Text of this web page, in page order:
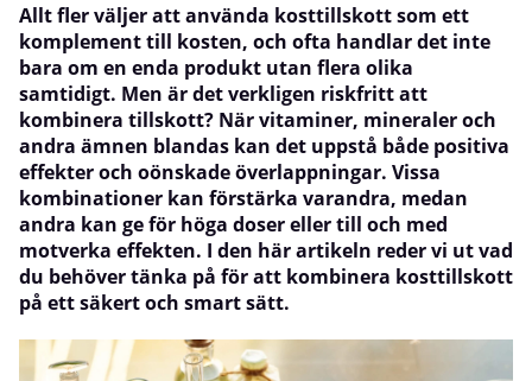
Allt fler väljer att använda kosttillskott som ett
komplement till kosten, och ofta handlar det inte
bara om en enda produkt utan flera olika
samtidigt. Men är det verkligen riskfritt att
kombinera tillskott? När vitaminer, mineraler och
andra ämnen blandas kan det uppstå både positiva
effekter och oönskade överlappningar. Vissa
kombinationer kan förstärka varandra, medan
andra kan ge för höga doser eller till och med
motverka effekten. I den här artikeln reder vi ut vad
du behöver tänka på för att kombinera kosttillskott
på ett säkert och smart sätt.